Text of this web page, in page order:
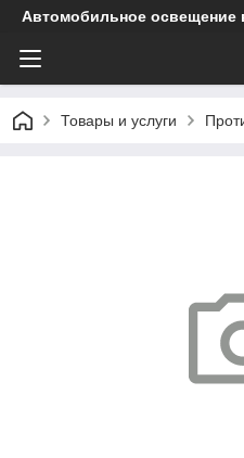
Автомобильное освещение
Товары и услуги